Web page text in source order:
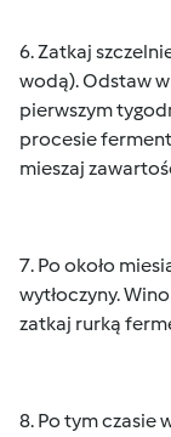
6. Zatkaj
wodą). Odstaw
pierwszym
procesie
mieszaj
7. Po około
wytłoczyny.
zatkaj rurką
8. Po tym czasie